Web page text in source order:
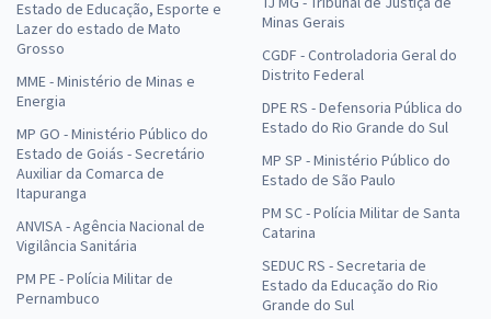
Estado de Educação, Esporte e
Lazer do estado de Mato
Grosso
MME - Ministério de Minas e
Energia
MP GO - Ministério Público do
Estado de Goiás - Secretário
Auxiliar da Comarca de
Itapuranga
ANVISA - Agência Nacional de
Vigilância Sanitária
PM PE - Polícia Militar de
Pernambuco
Minas Gerais
CGDF - Controladoria Geral do
Distrito Federal
DPE RS - Defensoria Pública do
Estado do Rio Grande do Sul
MP SP - Ministério Público do
Estado de São Paulo
PM SC - Polícia Militar de Santa
Catarina
SEDUC RS - Secretaria de
Estado da Educação do Rio
Grande do Sul